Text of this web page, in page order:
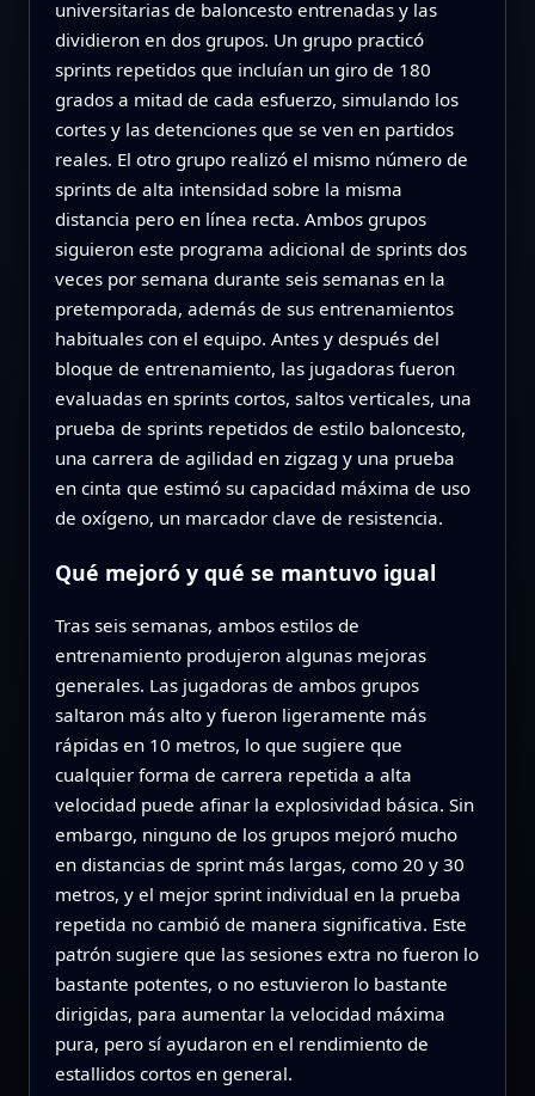
universitarias de baloncesto entrenadas y las
dividieron en dos grupos. Un grupo practicó
sprints repetidos que incluían un giro de 180
grados a mitad de cada esfuerzo, simulando los
cortes y las detenciones que se ven en partidos
reales. El otro grupo realizó el mismo número de
sprints de alta intensidad sobre la misma
distancia pero en línea recta. Ambos grupos
siguieron este programa adicional de sprints dos
veces por semana durante seis semanas en la
pretemporada, además de sus entrenamientos
habituales con el equipo. Antes y después del
bloque de entrenamiento, las jugadoras fueron
evaluadas en sprints cortos, saltos verticales, una
prueba de sprints repetidos de estilo baloncesto,
una carrera de agilidad en zigzag y una prueba
en cinta que estimó su capacidad máxima de uso
de oxígeno, un marcador clave de resistencia.
Qué mejoró y qué se mantuvo igual
Tras seis semanas, ambos estilos de
entrenamiento produjeron algunas mejoras
generales. Las jugadoras de ambos grupos
saltaron más alto y fueron ligeramente más
rápidas en 10 metros, lo que sugiere que
cualquier forma de carrera repetida a alta
velocidad puede afinar la explosividad básica. Sin
embargo, ninguno de los grupos mejoró mucho
en distancias de sprint más largas, como 20 y 30
metros, y el mejor sprint individual en la prueba
repetida no cambió de manera significativa. Este
patrón sugiere que las sesiones extra no fueron lo
bastante potentes, o no estuvieron lo bastante
dirigidas, para aumentar la velocidad máxima
pura, pero sí ayudaron en el rendimiento de
estallidos cortos en general.